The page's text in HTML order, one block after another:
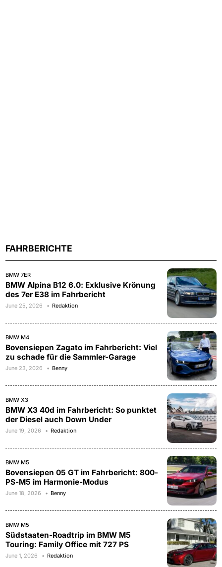
FAHRBERICHTE
BMW 7ER
BMW Alpina B12 6.0: Exklusive Krönung
des 7er E38 im Fahrbericht
June 25, 2026 Redaktion
BMW M4
Bovensiepen Zagato im Fahrbericht: Viel
zu schade für die Sammler-Garage
June 23, 2026 Benny
BMW X3
BMW X3 40d im Fahrbericht: So punktet
der Diesel auch Down Under
June 19, 2026 Redaktion
BMW M5
Bovensiepen 05 GT im Fahrbericht: 800-
PS-M5 im Harmonie-Modus
June 18, 2026 Benny
BMW M5
Südstaaten-Roadtrip im BMW M5
Touring: Family Office mit 727 PS
June 1, 2026 Redaktion